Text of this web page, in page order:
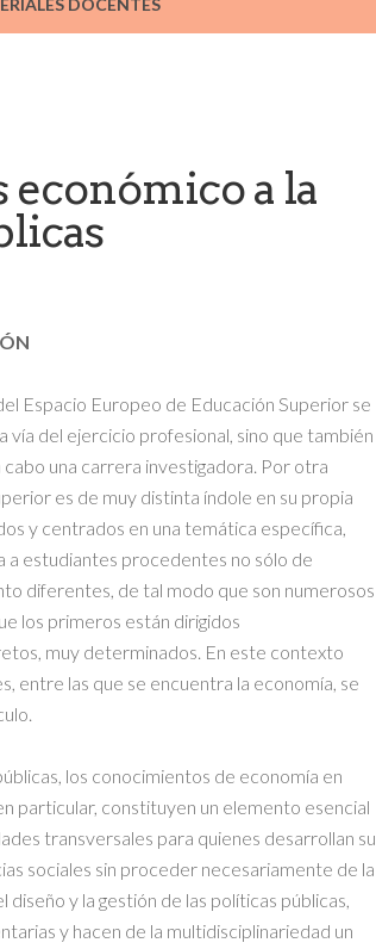
DOCENTES
a la
Espacio Europeo de Educación Superior se
del ejercicio profesional, sino que también
una carrera investigadora. Por otra
es de muy distinta índole en su propia
y centrados en una temática específica,
a estudiantes procedentes no sólo de
diferentes, de tal modo que son numerosos
los primeros están dirigidos
muy determinados. En este contexto
entre las que se encuentra la economía, se
los conocimientos de economía en
particular, constituyen un elemento esencial
transversales para quienes desarrollan su
sociales sin proceder necesariamente de la
y la gestión de las políticas públicas,
y hacen de la multidisciplinariedad un